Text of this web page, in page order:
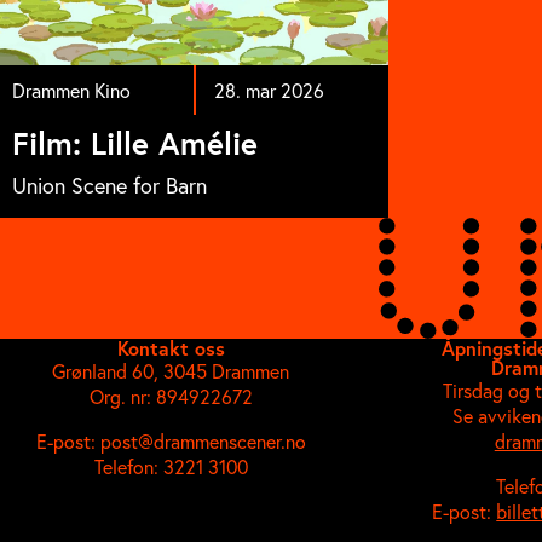
Drammen Kino 28. mar 2026
Film: Lille Amélie
Union Scene for Barn
Kontakt oss
Grønland 60, 3045 Drammen
Org. nr: 894922672
E-post: post@drammenscener.no
Telefon: 3221 3100
Tirsdag og
Se
E-post: